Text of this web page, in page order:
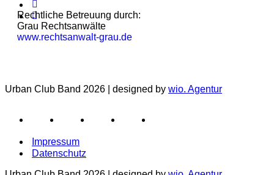
Rechtliche Betreuung durch:
Grau Rechtsanwälte
www.rechtsanwalt-grau.de
Urban Club Band 2026 | designed by wio. Agentur
Impressum
Datenschutz